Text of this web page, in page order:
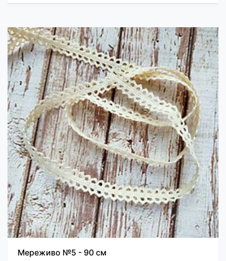
Мереживо №5 - 90 см